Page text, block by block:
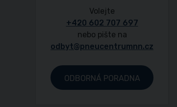
Volejte
+420 602 707 697
nebo pište na
odbyt@pneucentrumnn.cz
ODBORNÁ PORADNA